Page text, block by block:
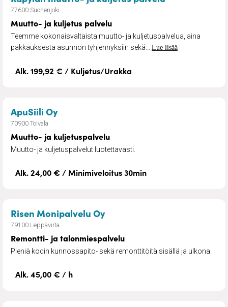
77600 Suonenjoki
Muutto- ja kuljetus palvelu
Teemme kokonaisvaltaista muutto- ja kuljetuspalvelua, aina
pakkauksesta asunnon tyhjennyksiin sekä... Lue lisää
Alk. 199,92 € / Kuljetus/Urakka
ApuSiili Oy– Muutto- ja kuljetuspalvelu
70900 Toivala
Muutto- ja kuljetuspalvelu
Muutto- ja kuljetuspalvelut luotettavasti.
Alk. 24,00 € / Minimiveloitus 30min
Risen Monipalvelu Oy– Remontti- ja
79100 Leppävirta
Remontti- ja talonmiespalvelu
Pieniä kodin kunnossapito- sekä remonttitöitä sisällä ja ulkona.
Alk. 45,00 € / h